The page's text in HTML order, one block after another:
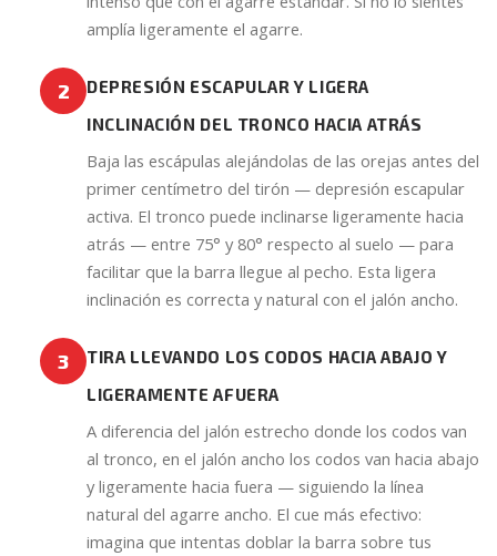
amplía ligeramente el agarre.
2
DEPRESIÓN ESCAPULAR Y LIGERA
INCLINACIÓN DEL TRONCO HACIA ATRÁS
Baja las escápulas alejándolas de las orejas antes del
primer centímetro del tirón — depresión escapular
activa. El tronco puede inclinarse ligeramente hacia
atrás — entre 75° y 80° respecto al suelo — para
facilitar que la barra llegue al pecho. Esta ligera
inclinación es correcta y natural con el jalón ancho.
3
TIRA LLEVANDO LOS CODOS HACIA ABAJO Y
LIGERAMENTE AFUERA
A diferencia del jalón estrecho donde los codos van
al tronco, en el jalón ancho los codos van hacia abajo
y ligeramente hacia fuera — siguiendo la línea
natural del agarre ancho. El cue más efectivo:
imagina que intentas doblar la barra sobre tus